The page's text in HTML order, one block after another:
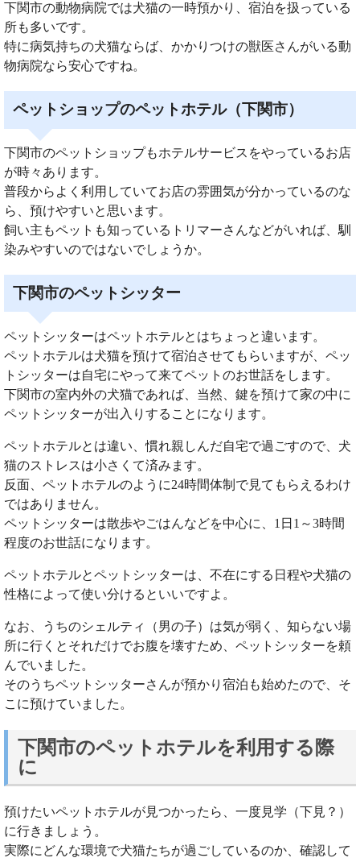
下関市の動物病院では犬猫の一時預かり、宿泊を扱っている
所も多いです。
特に病気持ちの犬猫ならば、かかりつけの獣医さんがいる動
物病院なら安心ですね。
ペットショップのペットホテル（下関市）
下関市のペットショップもホテルサービスをやっているお店
が時々あります。
普段からよく利用していてお店の雰囲気が分かっているのな
ら、預けやすいと思います。
飼い主もペットも知っているトリマーさんなどがいれば、馴
染みやすいのではないでしょうか。
下関市のペットシッター
ペットシッターはペットホテルとはちょっと違います。
ペットホテルは犬猫を預けて宿泊させてもらいますが、ペッ
トシッターは自宅にやって来てペットのお世話をします。
下関市の室内外の犬猫であれば、当然、鍵を預けて家の中に
ペットシッターが出入りすることになります。
ペットホテルとは違い、慣れ親しんだ自宅で過ごすので、犬
猫のストレスは小さくて済みます。
反面、ペットホテルのように24時間体制で見てもらえるわけ
ではありません。
ペットシッターは散歩やごはんなどを中心に、1日1～3時間
程度のお世話になります。
ペットホテルとペットシッターは、不在にする日程や犬猫の
性格によって使い分けるといいですよ。
なお、うちのシェルティ（男の子）は気が弱く、知らない場
所に行くとそれだけでお腹を壊すため、ペットシッターを頼
んでいました。
そのうちペットシッターさんが預かり宿泊も始めたので、そ
こに預けていました。
下関市のペットホテルを利用する際
に
預けたいペットホテルが見つかったら、一度見学（下見？）
に行きましょう。
実際にどんな環境で犬猫たちが過ごしているのか、確認して